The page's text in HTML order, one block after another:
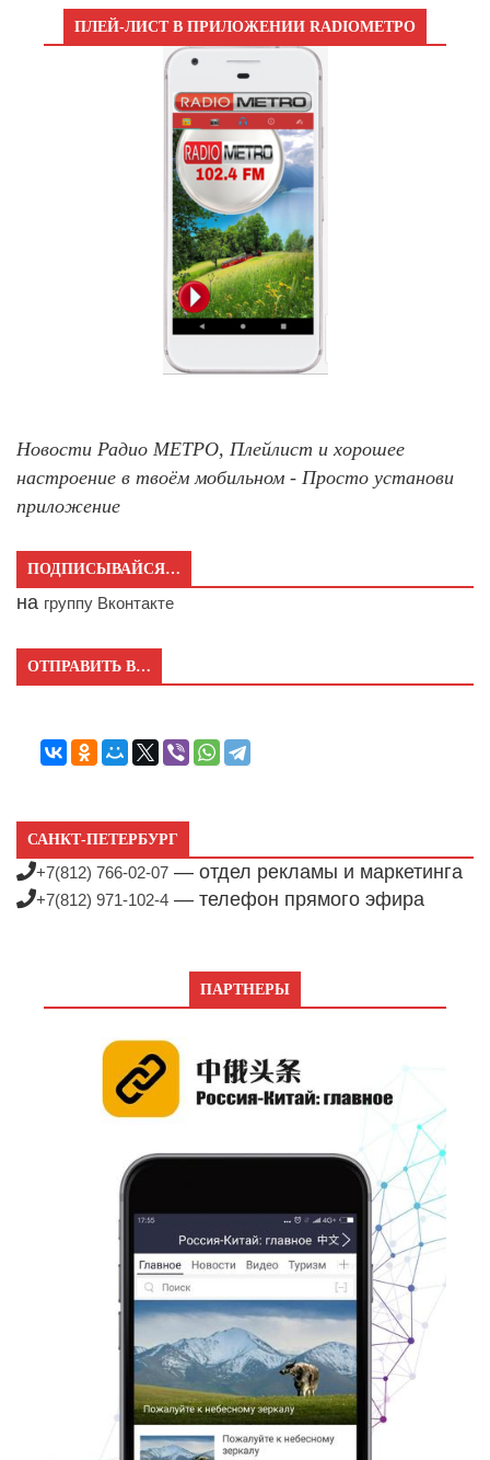
ПЛЕЙ-ЛИСТ В ПРИЛОЖЕНИИ RADIOМЕТРО
Новости Радио МЕТРО, Плейлист и хорошее
настроение в твоём мобильном - Просто установи
приложение
ПОДПИСЫВАЙСЯ…
на группу Вконтакте
ОТПРАВИТЬ В…
САНКТ-ПЕТЕРБУРГ
+7(812) 766-02-07 — отдел рекламы и маркетинга
+7(812) 971-102-4 — телефон прямого эфира
ПАРТНЕРЫ